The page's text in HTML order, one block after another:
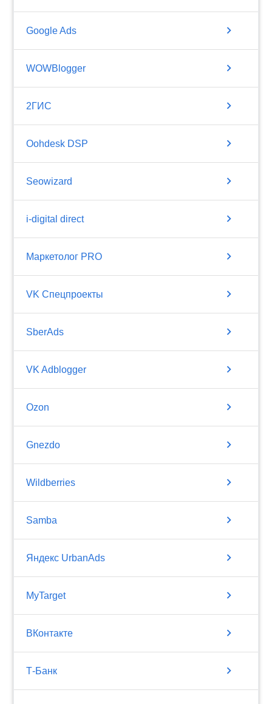
Google Ads chevron_right
WOWBlogger chevron_right
2ГИС chevron_right
Oohdesk DSP chevron_right
Seowizard chevron_right
i-digital direct chevron_right
Маркетолог PRO chevron_right
VK Спецпроекты chevron_right
SberAds chevron_right
VK Adblogger chevron_right
Ozon chevron_right
Gnezdo chevron_right
Wildberries chevron_right
Samba chevron_right
Яндекс UrbanAds chevron_right
MyTarget chevron_right
ВКонтакте chevron_right
Т-Банк chevron_right